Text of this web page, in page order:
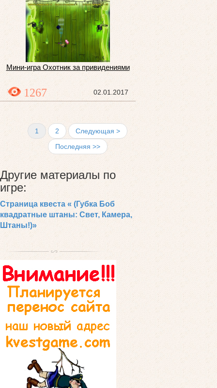
Мини-игра Охотник за привидениями
02.01.2017
1267
1 2
Следующая >
Последняя >>
Другие материалы по
игре:
Страница квеста « (Губка Боб
квадратные штаны: Свет, Камера,
Штаны!)»